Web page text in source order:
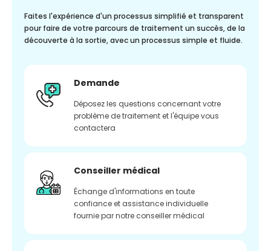
Faites l'expérience d'un processus simplifié et transparent
pour faire de votre parcours de traitement un succès, de la
découverte à la sortie, avec un processus simple et fluide.
Demande
Déposez les questions concernant votre
problème de traitement et l'équipe vous
contactera
Conseiller médical
Échange d'informations en toute
confiance et assistance individuelle
fournie par notre conseiller médical